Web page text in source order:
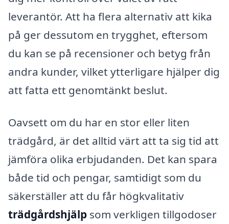
leverantör. Att ha flera alternativ att kika
på ger dessutom en trygghet, eftersom
du kan se på recensioner och betyg från
andra kunder, vilket ytterligare hjälper dig
att fatta ett genomtänkt beslut.
Oavsett om du har en stor eller liten
trädgård, är det alltid värt att ta sig tid att
jämföra olika erbjudanden. Det kan spara
både tid och pengar, samtidigt som du
säkerställer att du får högkvalitativ
trädgårdshjälp som verkligen tillgodoser